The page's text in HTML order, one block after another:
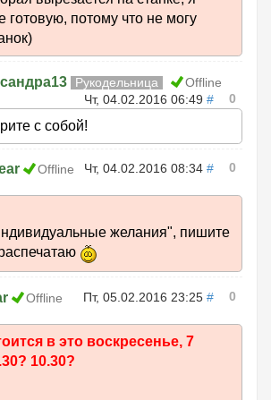
готовую, потому что не могу
Рукодельница
Offline
Чт, 04.02.2016 06:49 # 0
с собой!
Offline Чт, 04.02.2016 08:34 # 0
желания", пишите
Offline Пт, 05.02.2016 23:25 # 0
в это воскресенье, 7
10.30?